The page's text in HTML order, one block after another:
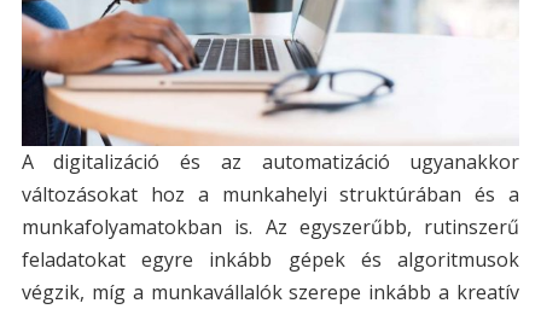
A digitalizáció és az automatizáció ugyanakkor
változásokat hoz a munkahelyi struktúrában és a
munkafolyamatokban is. Az egyszerűbb, rutinszerű
feladatokat egyre inkább gépek és algoritmusok
végzik, míg a munkavállalók szerepe inkább a kreatív